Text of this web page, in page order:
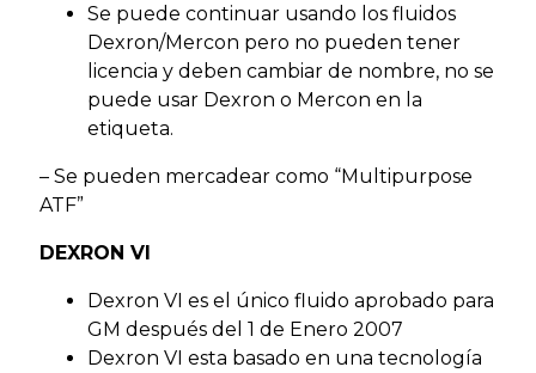
Se puede continuar usando los fluidos
Dexron/Mercon pero no pueden tener
licencia y deben cambiar de nombre, no se
puede usar Dexron o Mercon en la
etiqueta.
– Se pueden mercadear como “Multipurpose
ATF”
DEXRON VI
Dexron VI es el único fluido aprobado para
GM después del 1 de Enero 2007
Dexron VI esta basado en una tecnología